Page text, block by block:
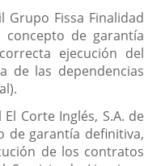
Fissa Finalidad
concepto de garantía
ejecución del
de las dependencias
Corte Inglés, S.A. de
de garantía definitiva,
de los contratos